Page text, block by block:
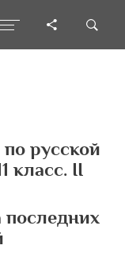
русской
класс. II
последних